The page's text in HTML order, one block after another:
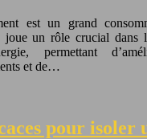
est un grand
joue un rôle crucial dans
permettant
et de…
pour isoler